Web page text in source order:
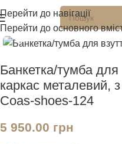
Перейти до навігації
Перейти до основного
Натисніть, щоб
Банкетка/тумба для
каркас металевий,
Coas-shoes-124
5 950.00 грн